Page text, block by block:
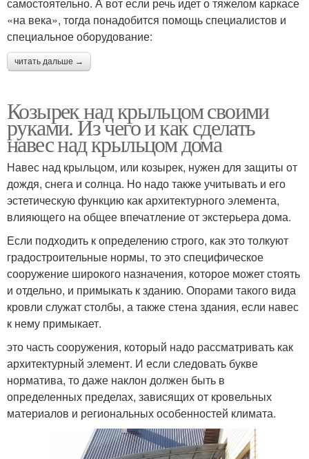
«на века», тогда понадобится помощь специалистов и
специальное оборудование:
читать дальше →
Козырек над крыльцом своими
руками. Из чего и как сделать
навес над крыльцом дома
Навес над крыльцом, или козырек, нужен для защиты от
дождя, снега и солнца. Но надо также учитывать и его
эстетическую функцию как архитектурного элемента,
влияющего на общее впечатление от экстерьера дома.
Если подходить к определению строго, как это толкуют
градостроительные нормы, то это специфическое
сооружение широкого назначения, которое может стоять
и отдельно, и примыкать к зданию. Опорами такого вида
кровли служат столбы, а также стена здания, если навес
к нему примыкает.
это часть сооружения, который надо рассматривать как
архитектурный элемент. И если следовать букве
норматива, то даже наклон должен быть в
определенных пределах, зависящих от кровельных
материалов и региональных особенностей климата.